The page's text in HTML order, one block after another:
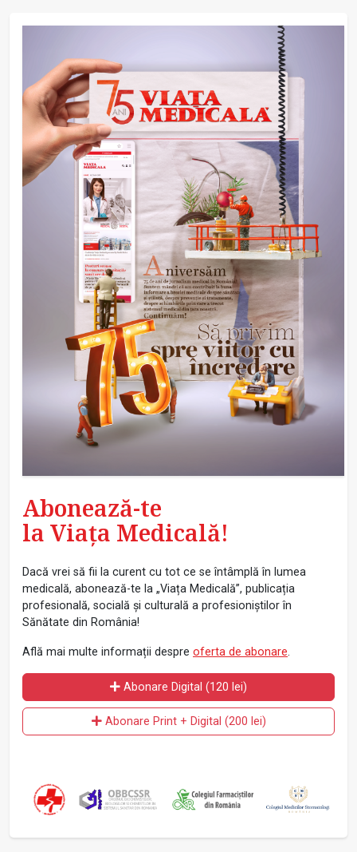
Abonează-te
la Viața Medicală!
Dacă vrei să fii la curent cu tot ce se întâmplă în lumea
medicală, abonează-te la „Viața Medicală”, publicația
profesională, socială și culturală a profesioniștilor în
Sănătate din România!
Află mai multe informații despre oferta de abonare.
Abonare Digital (120 lei)
Abonare Print + Digital (200 lei)